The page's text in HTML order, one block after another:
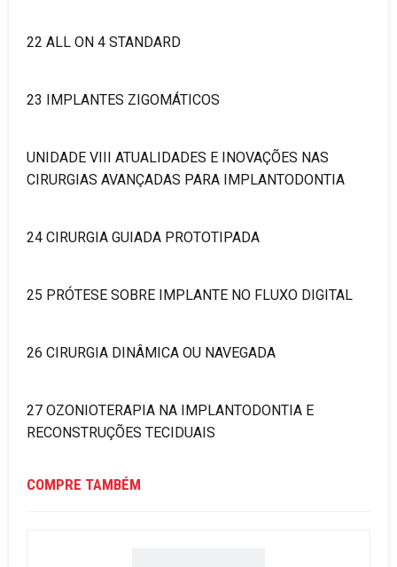
22 ALL ON 4 STANDARD
23 IMPLANTES ZIGOMÁTICOS
UNIDADE VIII ATUALIDADES E INOVAÇÕES NAS
CIRURGIAS AVANÇADAS PARA IMPLANTODONTIA
24 CIRURGIA GUIADA PROTOTIPADA
25 PRÓTESE SOBRE IMPLANTE NO FLUXO DIGITAL
26 CIRURGIA DINÂMICA OU NAVEGADA
27 OZONIOTERAPIA NA IMPLANTODONTIA E
RECONSTRUÇÕES TECIDUAIS
COMPRE TAMBÉM